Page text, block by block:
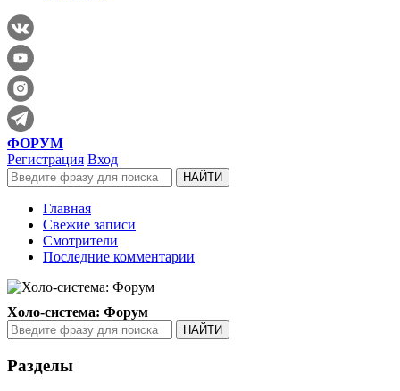
ФОРУМ
Регистрация Вход
Главная
Свежие записи
Смотрители
Последние комментарии
Холо-система: Форум
Разделы